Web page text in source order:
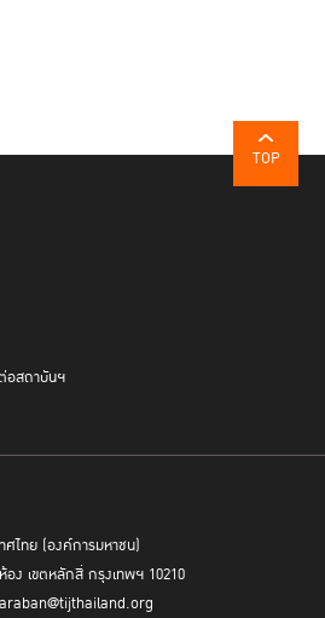
TOP
อสถาบันฯ
ศไทย (องค์การมหาชน)
ง เขตหลักสี่ กรุงเทพฯ 10210